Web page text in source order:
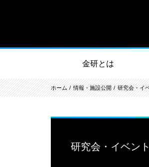
金研とは
ホーム 情報・施設公開 研究会・イ
研究会・イベント